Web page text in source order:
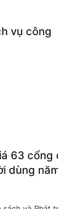
vụ công
63 cổng
dùng